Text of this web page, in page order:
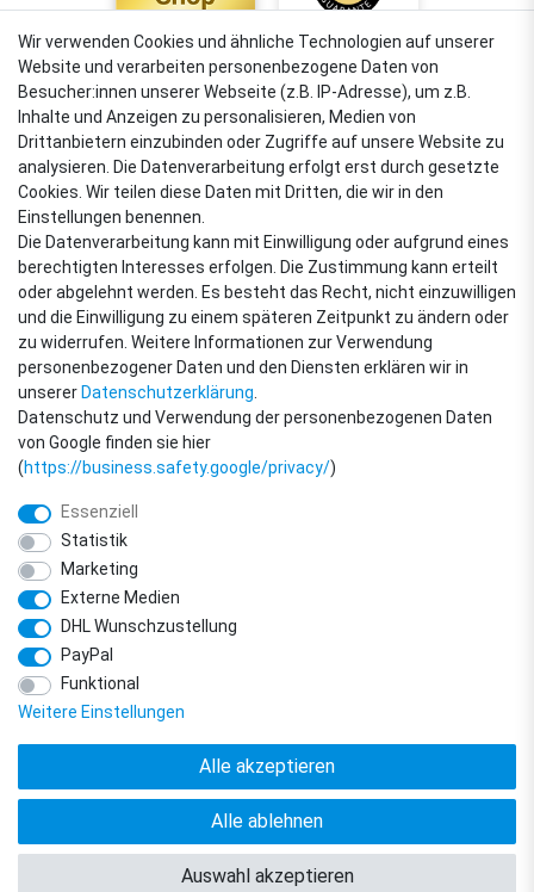
4,88
Sehr gut
VERSANDARTEN
ZAHLUNGSARTEN
© Copyright 2018 - 2026 filter-direkt. Alle Rechte vorbehalten. / *Alle Preise
verstehen sich inkl. MwSt. und zzgl. Versandkosten.
Vertrag widerrufen
Wir verwenden Cookies und ähnliche Technologien auf unserer
Website und verarbeiten personenbezogene Daten von
Besucher:innen unserer Webseite (z.B. IP-Adresse), um z.B.
Inhalte und Anzeigen zu personalisieren, Medien von
Drittanbietern einzubinden oder Zugriffe auf unsere Website zu
analysieren. Die Datenverarbeitung erfolgt erst durch gesetzte
Cookies. Wir teilen diese Daten mit Dritten, die wir in den
Einstellungen benennen.
Die Datenverarbeitung kann mit Einwilligung oder aufgrund eines
berechtigten Interesses erfolgen. Die Zustimmung kann erteilt
oder abgelehnt werden. Es besteht das Recht, nicht einzuwilligen
und die Einwilligung zu einem späteren Zeitpunkt zu ändern oder
zu widerrufen. Weitere Informationen zur Verwendung
personenbezogener Daten und den Diensten erklären wir in
unserer Daten­schutz­erklärung
Datenschutz und Verwendung der personenbezogenen Daten
von Google finden sie hier
(https://business.safety.google/privacy/)
Essenziell
Statistik
Marketing
Externe Medien
DHL Wunschzustellung
PayPal
Funktional
Weitere Einstellungen
Alle akzeptieren
Alle ablehnen
Auswahl akzeptieren